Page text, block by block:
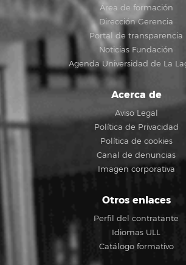
Área de formación
Dirección Gerencia
Portal de transparencia
Noticias Fundación
Agenda Universidad de La
Acerca de
Aviso Legal
Política de Privacidad
Política de cookies
Canal de denuncias
Imagen corporativa
Otros enlaces
Perfil del contratante
Idiomas ULL
Catálogo formativo